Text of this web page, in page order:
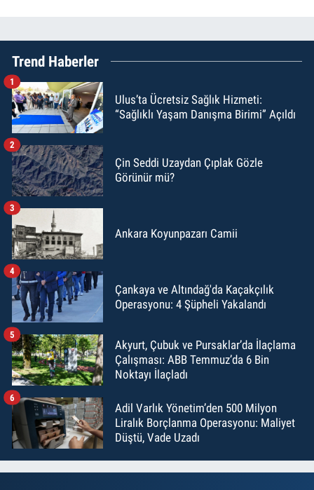
Trend Haberler
Ulus’ta Ücretsiz Sağlık Hizmeti:
“Sağlıklı Yaşam Danışma Birimi” Açıldı
1
Çin Seddi Uzaydan Çıplak Gözle
Görünür mü?
2
Ankara Koyunpazarı Camii
3
Çankaya ve Altındağ'da Kaçakçılık
Operasyonu: 4 Şüpheli Yakalandı
4
Akyurt, Çubuk ve Pursaklar’da İlaçlama
Çalışması: ABB Temmuz’da 6 Bin
Noktayı İlaçladı
5
Adil Varlık Yönetim’den 500 Milyon
Liralık Borçlanma Operasyonu: Maliyet
Düştü, Vade Uzadı
6